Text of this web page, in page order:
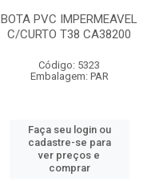
BOTA PVC IMPERMEAVEL
C/CURTO T38 CA38200
Código: 5323
Embalagem: PAR
Faça seu login ou
cadastre-se para
ver preços e
comprar